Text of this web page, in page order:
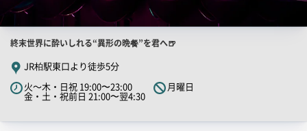
店
舗
PR
キ
ッ
終末世界に酔いしれる“異形の晩餐”を君へ🍺
JR柏駅東口より徒歩5分
火～木・日祝 19:00〜23:00
金・土・祝前日 21:00〜翌4:30
月曜日